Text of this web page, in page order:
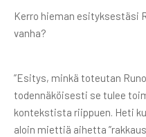
Kerro hieman esityksestäsi
vanha?
”Esitys, minkä toteutan
todennäköisesti se tulee
kontekstista riippuen. Heti
aloin miettiä aihetta